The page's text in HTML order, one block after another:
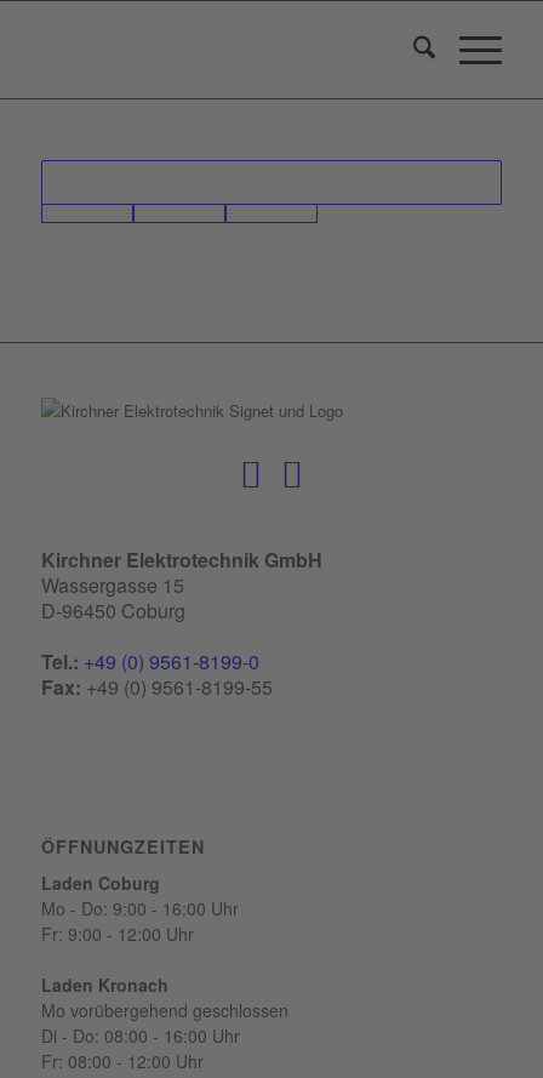
Kirchner Elektrotechnik GmbH
Wassergasse 15
D-96450 Coburg
Tel.: +49 (0) 9561-8199-0
Fax: +49 (0) 9561-8199-55
ÖFFNUNGZEITEN
Laden Coburg
Mo - Do: 9:00 - 16:00 Uhr
Fr: 9:00 - 12:00 Uhr
Laden Kronach
Mo vorübergehend geschlossen
Di - Do: 08:00 - 16:00 Uhr
Fr: 08:00 - 12:00 Uhr